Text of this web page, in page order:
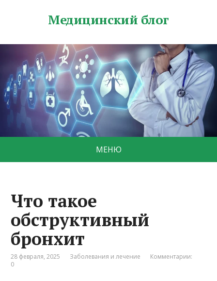
Медицинский блог
МЕНЮ
Что такое
обструктивный
бронхит
28 февраля, 2025 Заболевания и лечение
Комментарии:
0